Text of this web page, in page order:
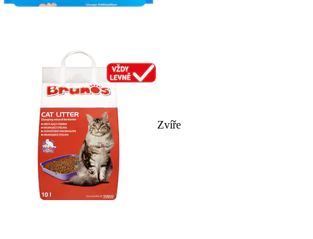
Zvíře